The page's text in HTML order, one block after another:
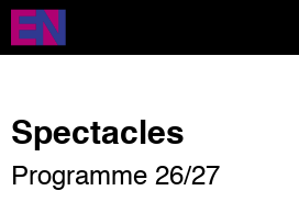
Aller
contenu
Spectacles
Programme 26/27